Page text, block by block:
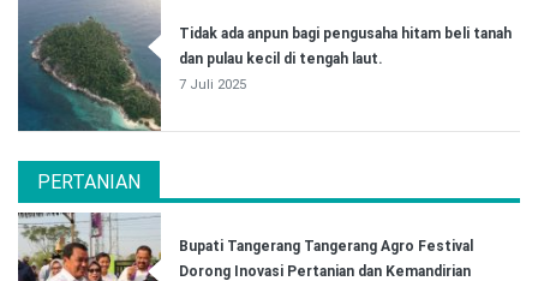
Tidak ada anpun bagi pengusaha hitam beli tanah
dan pulau kecil di tengah laut.
7 Juli 2025
PERTANIAN
Bupati Tangerang Tangerang Agro Festival
Dorong Inovasi Pertanian dan Kemandirian